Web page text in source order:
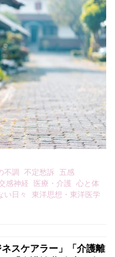
不調 不定愁訴
五感
感神経 医療・介護 心と体
い日々
東洋思想・東洋医学
スケアラー」「介護離